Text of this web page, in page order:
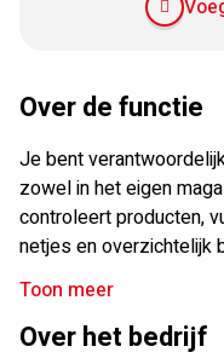
Over de functie
Je bent
zowel in het eigen
controleert producten,
netjes en overzichtelijk
met een busje naar
werkt zelfstandig, maar
betrokken team. Je rijdt
Toon meer
Over het bedrijf